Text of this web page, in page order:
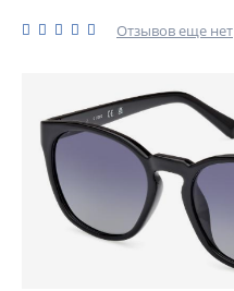
Отзывов еще нет